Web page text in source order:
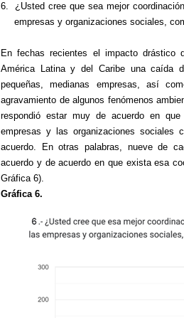
6.
¿Usted cree que sea mejor
empresas y organizaciones sociales,
En fechas recientes el impacto drástico
América Latina y del Caribe una caída
pequeñas, medianas empresas, así
agravamiento de algunos fenómenos
respondió estar muy de acuerdo en
empresas y las organizaciones sociales
acuerdo. En otras palabras, nueve de
acuerdo y de acuerdo en que exista esa
Gráfica 6).
Gráfica 6.